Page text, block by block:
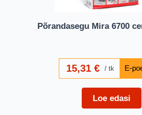
Põrandasegu Mira 6700
15,31 € tk
Loe edasi